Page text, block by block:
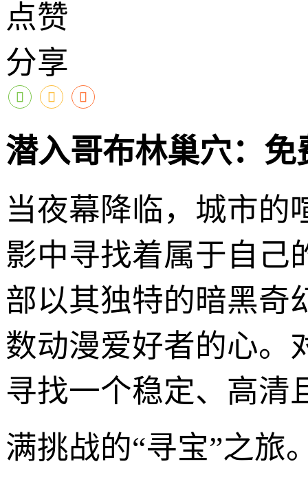
点赞
分享
潜入哥布林巢穴：
当夜幕降临，城市的
影中寻找着属于自己
部以其独特的暗黑奇
数动漫爱好者的心。
寻找一个稳定、高清
满挑战的“寻宝”之旅